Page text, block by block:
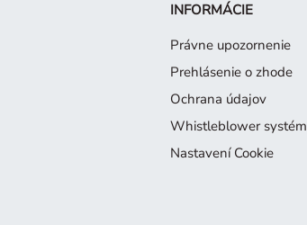
INFORMÁCIE
Právne upozornenie
Prehlásenie o zhode
Ochrana údajov
Whistleblower systém
Nastavení Cookie